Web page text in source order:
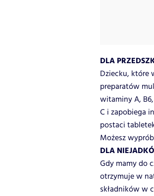
DLA
Dziecku, które
preparatów
witaminy A,
C i zapobiega
postaci
Możesz
DLA
Gdy mamy do
otrzymuje w
składników w